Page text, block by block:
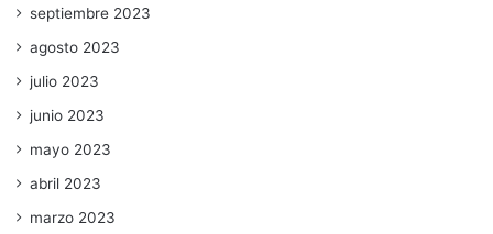
septiembre 2023
agosto 2023
julio 2023
junio 2023
mayo 2023
abril 2023
marzo 2023